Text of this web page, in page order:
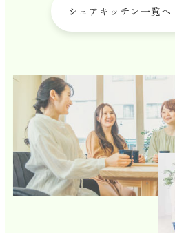
シェアキッチン一覧へ